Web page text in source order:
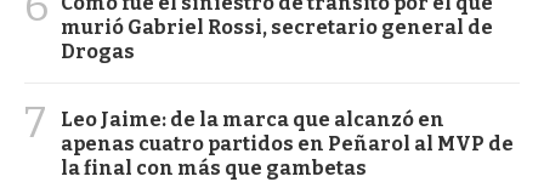
murió Gabriel Rossi, secretario general de
Drogas
7
Leo Jaime: de la marca que alcanzó en
apenas cuatro partidos en Peñarol al MVP de
la final con más que gambetas